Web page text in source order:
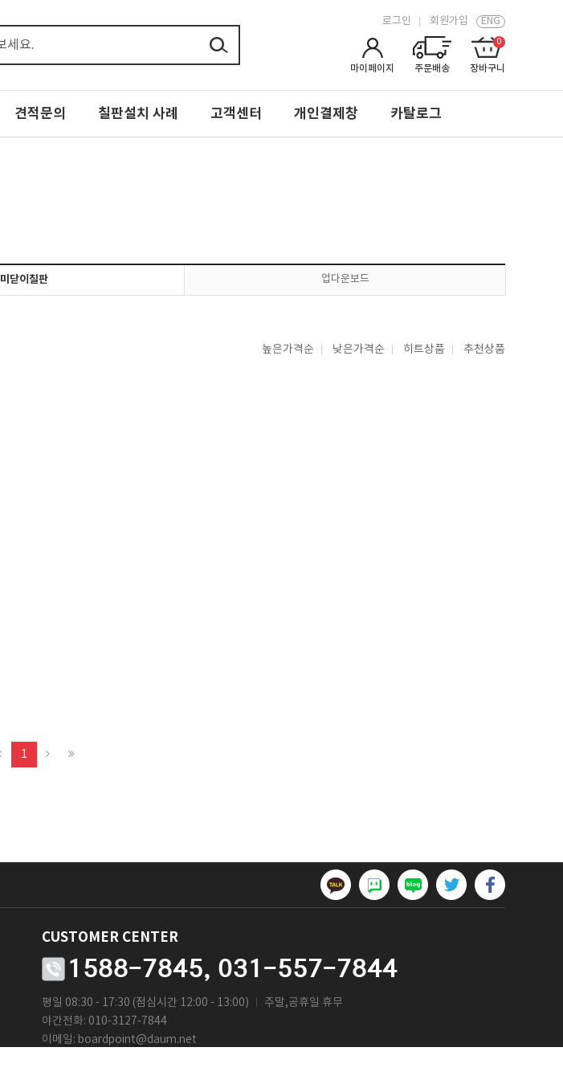
로그인 회원가입 ENG
마이페이지 주문배송
0
장바구니
견적문의 칠판설치 사례 고객센터 개인결제창 카탈로그
미닫이칠판 업다운보드
높은가격순 낮은가격순 히트상품 추천상품
1
CUSTOMER CENTER
1588-7845, 031-557-7844
평일 08:30 - 17:30 (점심시간 12:00 - 13:00)
주말,공휴일 휴무
야간전화: 010-3127-7844
이메일: boardpoint@daum.net